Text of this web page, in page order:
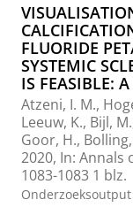
FLUORIDE
SYSTEMIC
IS FEASIBLE:
Atzeni, I. M.,
Leeuw, K., Bijl,
Goor, H.,
2020, In: Annals
1083-1083 1 blz.
Onderzoeksoutput